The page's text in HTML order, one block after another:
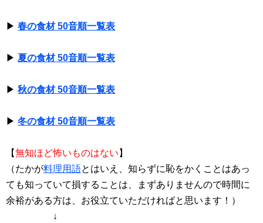
▶ 春の食材 50音順一覧表
▶ 夏の食材 50音順一覧表
▶ 秋の食材 50音順一覧表
▶ 冬の食材 50音順一覧表
【無知ほど怖いものはない 】
（たかが料理用語とはいえ、知らずに恥をかくことはあっ
ても知っていて損することは、まずありませんので時間に
余裕がある方は、お役立ていただければと思います！）
↓